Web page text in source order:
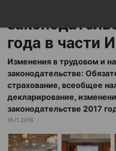
года в части
Изменения в трудовом и
законодательстве:
страхование, всеобщее
декларирование,
законодательстве 2017
16.11.2016